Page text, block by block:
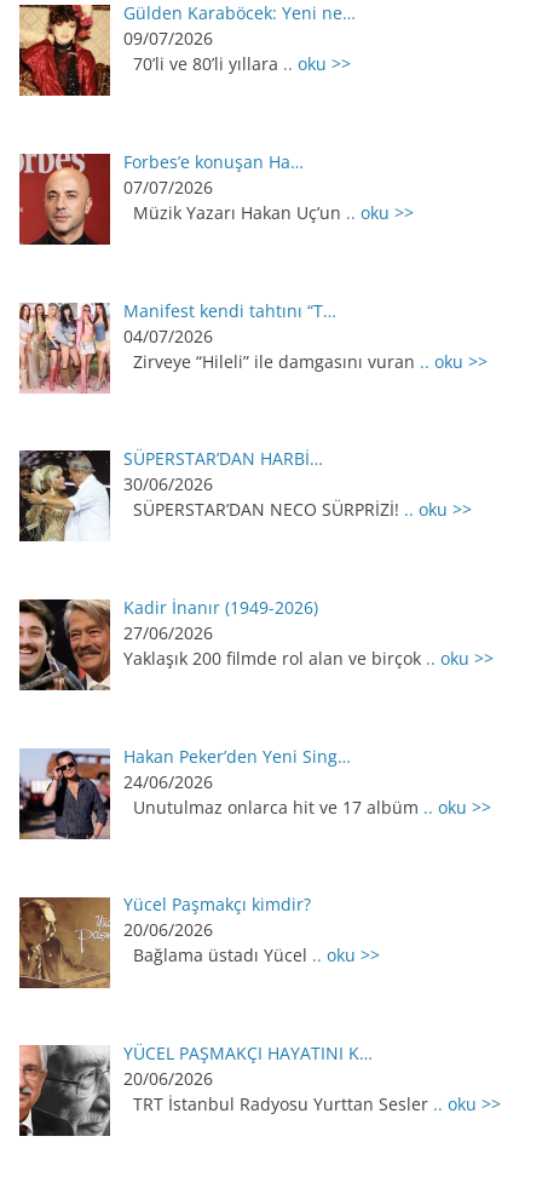
Gülden Karaböcek: Yeni ne…
09/07/2026
70’li ve 80’li yıllara .. oku >>
Forbes’e konuşan Ha…
07/07/2026
Müzik Yazarı Hakan Uç’un .. oku >>
Manifest kendi tahtını “T…
04/07/2026
Zirveye “Hileli” ile damgasını vuran .. oku >>
SÜPERSTAR’DAN HARBİ…
30/06/2026
SÜPERSTAR’DAN NECO SÜRPRİZİ! .. oku >>
Kadir İnanır (1949-2026)
27/06/2026
Yaklaşık 200 filmde rol alan ve birçok .. oku >>
Hakan Peker’den Yeni Sing…
24/06/2026
Unutulmaz onlarca hit ve 17 albüm .. oku >>
Yücel Paşmakçı kimdir?
20/06/2026
Bağlama üstadı Yücel .. oku >>
YÜCEL PAŞMAKÇI HAYATINI K…
20/06/2026
TRT İstanbul Radyosu Yurttan Sesler .. oku >>